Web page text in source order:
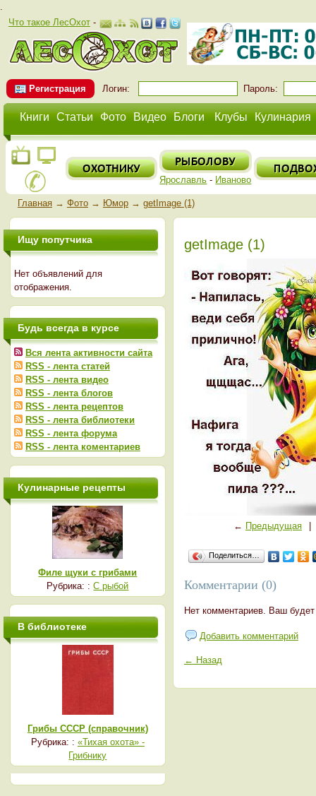
.
Что такое ЛесОхот-
Регистрация Логин: Пароль:
Книги Статьи Фото Видео Блоги Клубы Кулинария
Ярославль - Иваново
Главная→ Фото→ Юмор→ getImage (1)
getImage (1)
← Предыдущая
Поделиться…
Комментарии (0)
Нет комментариев. Ваш
Добавить комментарий
← Назад
Ищу попутчика
Нет объявлений для
отображения.
Будь всегда в курсе
Вся лента активности сайта
RSS - лента статей
RSS - лента видео
RSS - лента блогов
RSS - лента рецептов
RSS - лента библиотеки
RSS - лента форума
RSS - лента коментариев
Кулинарные рецепты
Филе щуки с грибами
Рубрика: :С рыбой
В библиотеке
Грибы СССР (справочник)
Рубрика: : «Тихая охота» -
Грибнику